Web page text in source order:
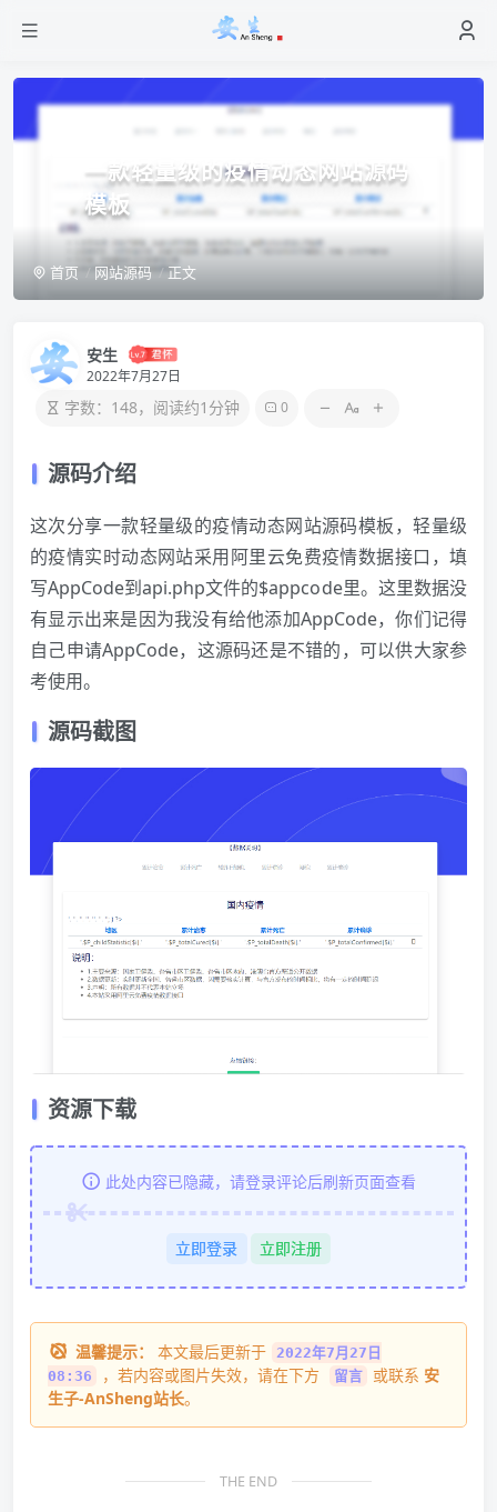
一款轻量级的疫情动态网站源码
模板
首页 网站源码 正文
安生
2022年7月27日
字数：148，阅读约1分钟 0
源码介绍
这次分享一款轻量级的疫情动态网站源码模板，轻量级
的疫情实时动态网站采用阿里云免费疫情数据接口，填
写AppCode到api.php文件的$appcode里。这里数据没
有显示出来是因为我没有给他添加AppCode，你们记得
自己申请AppCode，这源码还是不错的，可以供大家参
考使用。
源码截图
资源下载
此处内容已隐藏，请登录评论后刷新页面查看
立即登录 立即注册
温馨提示： 本文最后更新于
2022年7月27日
08:36
，若内容或图片失效，请在下方 留言 或联系 安
生子-AnSheng站长。
THE END